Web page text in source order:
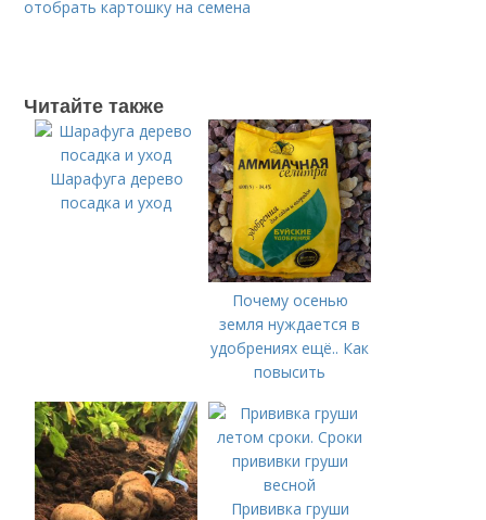
отобрать картошку на семена
Читайте также
Шарафуга дерево
посадка и уход
Почему осенью
земля нуждается в
удобрениях ещё.. Как
повысить
осенью
Прививка груши